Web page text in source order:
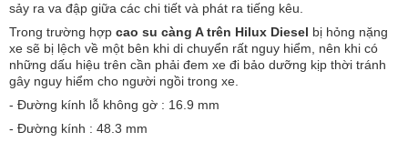
sảy ra va đập giữa các chi tiết và phát ra tiếng kêu.
Trong trường hợp cao su càng A trên Hilux Diesel bị hỏng nặng
xe sẽ bị lệch về một bên khi di chuyển rất nguy hiểm, nên khi có
những dấu hiệu trên cần phải đem xe đi bảo dưỡng kịp thời tránh
gây nguy hiểm cho người ngồi trong xe.
- Đường kính lỗ không gờ : 16.9 mm
- Đường kính : 48.3 mm